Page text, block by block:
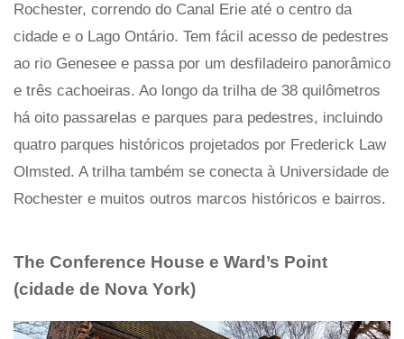
Rochester, correndo do Canal Erie até o centro da
cidade e o Lago Ontário. Tem fácil acesso de pedestres
ao rio Genesee e passa por um desfiladeiro panorâmico
e três cachoeiras. Ao longo da trilha de 38 quilômetros
há oito passarelas e parques para pedestres, incluindo
quatro parques históricos projetados por Frederick Law
Olmsted. A trilha também se conecta à Universidade de
Rochester e muitos outros marcos históricos e bairros.
The Conference House e Ward’s Point
(cidade de Nova York)